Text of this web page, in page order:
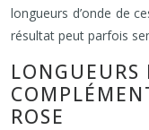
longueurs d’onde de
résultat peut parfois
LONGUEURS
ROSE